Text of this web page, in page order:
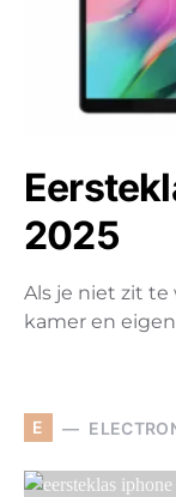
2025
Als je niet zit
kamer en
E